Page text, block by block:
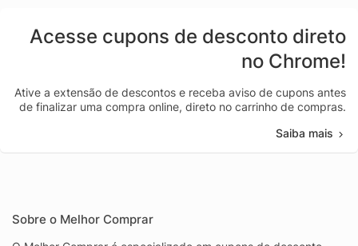
Acesse cupons de desconto direto
no Chrome!
Ative a extensão de descontos e receba aviso de cupons antes
de finalizar uma compra online, direto no carrinho de compras.
Saiba mais
Sobre o Melhor Comprar